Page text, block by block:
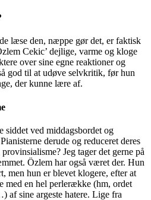
læse den, næppe gør det, er faktisk
Cekic’ dejlige, varme og kloge
over sine egne reaktioner og
god til at udøve selvkritik, før hun
der kunne lære af.
siddet ved middagsbordet og
derude og reduceret deres
Jeg tager det gerne på
Özlem har også været der. Hun
men hun er blevet klogere, efter at
med en hel perlerække (hm, ordet
af sine argeste hatere. Lige fra